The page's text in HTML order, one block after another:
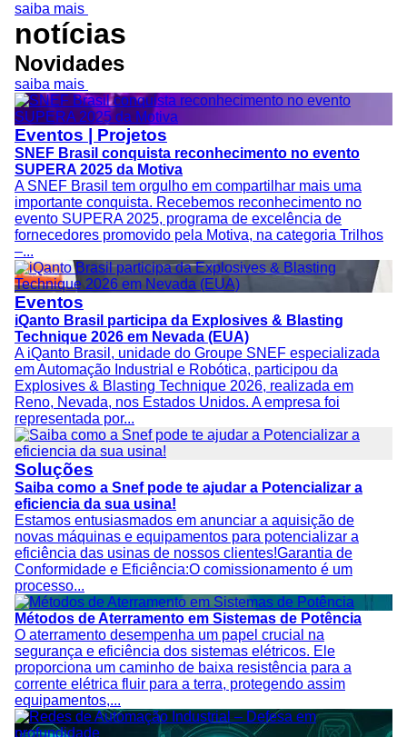
saiba mais
notícias
Novidades
saiba mais
Eventos | Projetos
SNEF Brasil conquista reconhecimento no evento
SUPERA 2025 da Motiva
A SNEF Brasil tem orgulho em compartilhar mais uma
importante conquista. Recebemos reconhecimento no
evento SUPERA 2025, programa de excelência de
fornecedores promovido pela Motiva, na categoria Trilhos
–...
Eventos
iQanto Brasil participa da Explosives & Blasting
Technique 2026 em Nevada (EUA)
A iQanto Brasil, unidade do Groupe SNEF especializada
em Automação Industrial e Robótica, participou da
Explosives & Blasting Technique 2026, realizada em
Reno, Nevada, nos Estados Unidos. A empresa foi
representada por...
Soluções
Saiba como a Snef pode te ajudar a Potencializar a
eficiencia da sua usina!
Estamos entusiasmados em anunciar a aquisição de
novas máquinas e equipamentos para potencializar a
eficiência das usinas de nossos clientes!Garantia de
Conformidade e Eficiência:O comissionamento é um
processo...
Métodos de Aterramento em Sistemas de Potência
O aterramento desempenha um papel crucial na
segurança e eficiência dos sistemas elétricos. Ele
proporciona um caminho de baixa resistência para a
corrente elétrica fluir para a terra, protegendo assim
equipamentos,...